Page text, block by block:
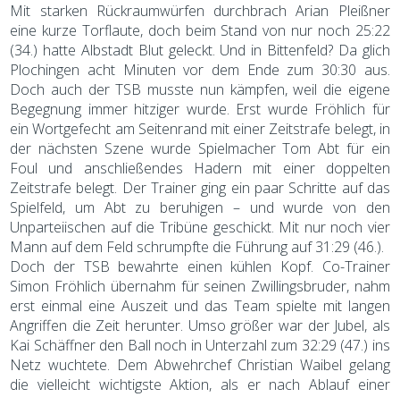
Mit starken Rückraumwürfen durchbrach Arian Pleißner
eine kurze Torflaute, doch beim Stand von nur noch 25:22
(34.) hatte Albstadt Blut geleckt. Und in Bittenfeld? Da glich
Plochingen acht Minuten vor dem Ende zum 30:30 aus.
Doch auch der TSB musste nun kämpfen, weil die eigene
Begegnung immer hitziger wurde. Erst wurde Fröhlich für
ein Wortgefecht am Seitenrand mit einer Zeitstrafe belegt, in
der nächsten Szene wurde Spielmacher Tom Abt für ein
Foul und anschließendes Hadern mit einer doppelten
Zeitstrafe belegt. Der Trainer ging ein paar Schritte auf das
Spielfeld, um Abt zu beruhigen – und wurde von den
Unparteiischen auf die Tribüne geschickt. Mit nur noch vier
Mann auf dem Feld schrumpfte die Führung auf 31:29 (46.).
Doch der TSB bewahrte einen kühlen Kopf. Co-Trainer
Simon Fröhlich übernahm für seinen Zwillingsbruder, nahm
erst einmal eine Auszeit und das Team spielte mit langen
Angriffen die Zeit herunter. Umso größer war der Jubel, als
Kai Schäffner den Ball noch in Unterzahl zum 32:29 (47.) ins
Netz wuchtete. Dem Abwehrchef Christian Waibel gelang
die vielleicht wichtigste Aktion, als er nach Ablauf einer